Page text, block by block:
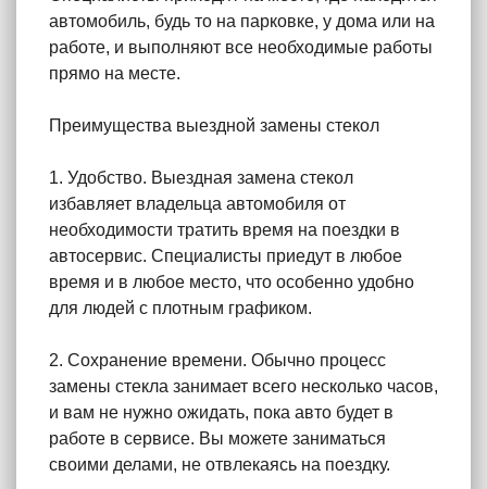
автомобиль, будь то на парковке, у дома или на
работе, и выполняют все необходимые работы
прямо на месте.
Преимущества выездной замены стекол
1. Удобство. Выездная замена стекол
избавляет владельца автомобиля от
необходимости тратить время на поездки в
автосервис. Специалисты приедут в любое
время и в любое место, что особенно удобно
для людей с плотным графиком.
2. Сохранение времени. Обычно процесс
замены стекла занимает всего несколько часов,
и вам не нужно ожидать, пока авто будет в
работе в сервисе. Вы можете заниматься
своими делами, не отвлекаясь на поездку.